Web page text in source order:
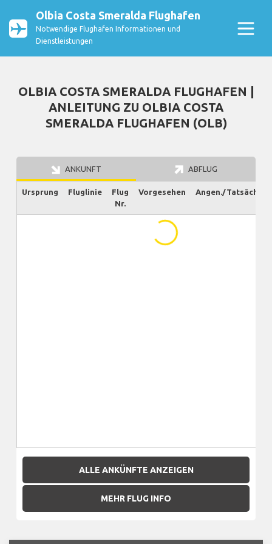
Olbia Costa Smeralda Flughafen
Notwendige Flughafen Informationen und
Dienstleistungen
OLBIA COSTA SMERALDA FLUGHAFEN |
ANLEITUNG ZU OLBIA COSTA
SMERALDA FLUGHAFEN (OLB)
ANKUNFT ABFLUG
Ursprung Fluglinie
Flug
Nr.
Vorgesehen Angen./Tatsächlich
...
ALLE ANKÜNFTE ANZEIGEN
MEHR FLUG INFO